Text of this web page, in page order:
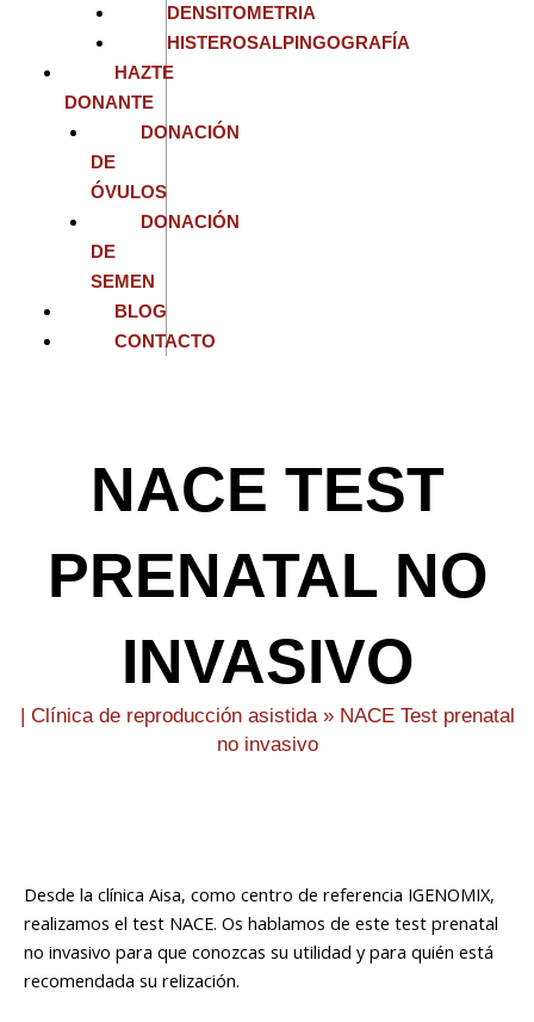
DENSITOMETRIA
HISTEROSALPINGOGRAFÍA
HAZTE
DONANTE
DONACIÓN
DE
ÓVULOS
DONACIÓN
DE
SEMEN
BLOG
CONTACTO
NACE TEST
PRENATAL NO
INVASIVO
| Clínica de reproducción asistida» NACE Test prenatal
no invasivo
Desde la clínica Aisa, como centro de referencia IGENOMIX,
realizamos el test NACE. Os hablamos de este test prenatal
no invasivo para que conozcas su utilidad y para quién está
recomendada su relización.